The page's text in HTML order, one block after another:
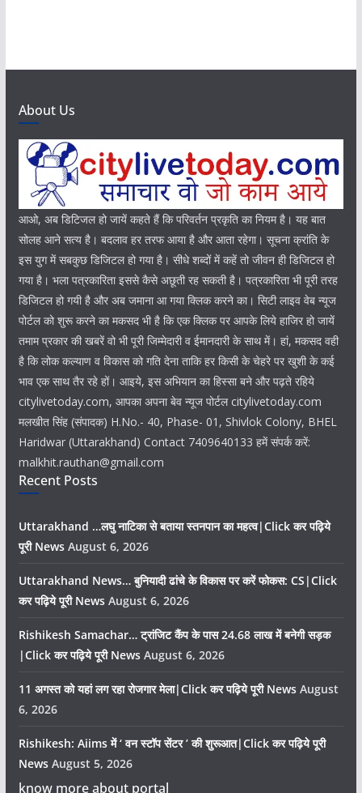
About Us
आओ, अब डिटिजल हो जायें कहते हैं कि परिवर्तन प्रकृति का नियम है। यह बात
सोलह आने सत्य है। बदलाव हर तरफ आया है और आता रहेगा। सूचना क्रांति के
इस युग में सबकुछ डिजिटल हो गया है। सीधे शब्दों में कहें तो जीवन ही डिजिटल हो
गया है। भला पत्रकारिता इससे कैसे अछूती रह सकती है। पत्रकारिता भी पूरी तरह
डिजिटल हो गयी है और अब जमाना आ गया क्लिक करने का। सिटी लाइव वेब न्यूज
पोर्टल को शुरू करने का मकसद भी है कि एक क्लिक पर आपके लिये हाजिर हो जायें
तमाम प्रकार की खबरें वो भी पूरी जिम्मेदारी व ईमानदारी के साथ में। हां, मकसद वही
है कि लोक कल्याण व विकास को गति देना ताकि हर किसी के चेहरे पर खुशी के कई
भाव एक साथ तैर रहे हों। आइये, इस अभियान का हिस्सा बने और पढ़ते रहिये
citylivetoday.com, आपका अपना बेव न्यूज पोर्टल citylivetoday.com
मलखीत सिंह (संपादक) H.No.- 40, Phase- 01, Shivlok Colony, BHEL
Haridwar (Uttarakhand) Contact 7409640133 हमें संपर्क करें:
malkhit.rauthan@gmail.com
Recent Posts
Uttarakhand …लघु नाटिका से बताया स्तनपान का महत्व|Click कर पढ़िये
पूरी News August 6, 2026
Uttarakhand News… बुनियादी ढांचे के विकास पर करें फोकस: CS|Click
कर पढ़िये पूरी News August 6, 2026
Rishikesh Samachar… ट्रांजिट कैंप के पास 24.68 लाख में बनेगी सड़क
|Click कर पढ़िये पूरी News August 6, 2026
11 अगस्त को यहां लग रहा रोजगार मेला|Click कर पढ़िये पूरी News August
6, 2026
Rishikesh: Aiims में ‘ वन स्टॉप सेंटर ’ की शुरूआत|Click कर पढ़िये पूरी
News August 5, 2026
know more about portal